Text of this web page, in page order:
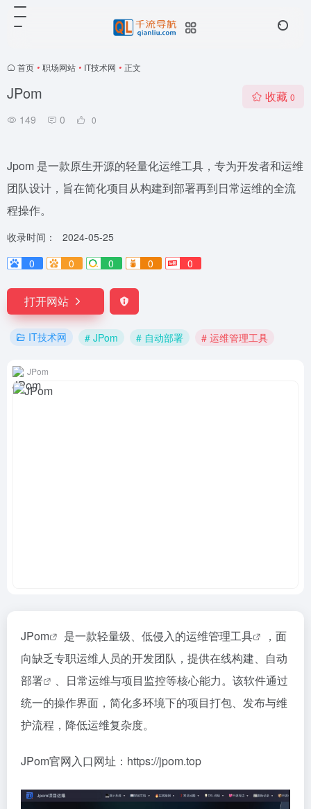
首页 • 职场网站 • IT技术网 • 正文
JPom
149 0 0
收藏 0
Jpom 是一款原生开源的轻量化运维工具，专为开发者和运维
团队设计，旨在简化项目从构建到部署再到日常运维的全流
程操作。
收录时间：
2024-05-25
0
0 0 0 0
打开网站
IT技术网 # JPom # 自动部署 # 运维管理工具
JPom
JPom 是一款轻量级、低侵入的运维管理工具
，面
向缺乏专职运维人员的开发团队，提供在线构建、 自动
部署
、日常运维与项目监控等核心能力。该软件通过
统一的操作界面，简化多环境下的项目打包、发布与维
护流程，降低运维复杂度。
JPom官网入口网址：https://jpom.top